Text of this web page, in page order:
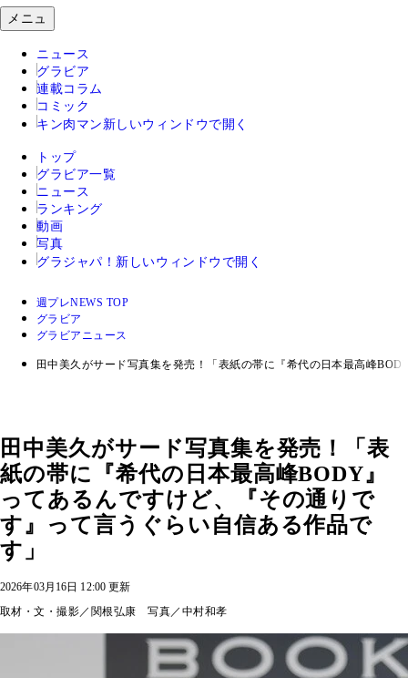
メニュ
ニュース
グラビア
連載コラム
コミック
キン肉マン 新しいウィンドウで開く
トップ
グラビア一覧
ニュース
ランキング
動画
写真
グラジャパ！ 新しいウィンドウで開く
週プレNEWS TOP
グラビア
グラビアニュース
田中美久がサード写真集を発売！「表紙の帯に『希代の日本最高峰
田中美久がサード写真集を発売！「表
紙の帯に『希代の日本最高峰BODY』
ってあるんですけど、『その通りで
す』って言うぐらい自信ある作品で
す」
2026年03月16日 12:00 更新
取材・文・撮影／関根弘康 写真／中村和孝